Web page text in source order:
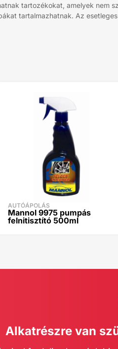
tartozékokat, amelyek nem
tartalmazhatnak. Az
AUTÓÁPOLÁS
Mannol 9975 pumpás
felnitisztító 500ml
Alkatrészre van